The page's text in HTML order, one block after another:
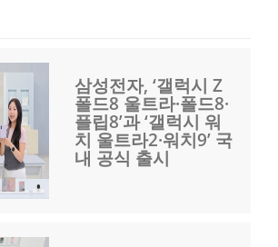
삼성전자, ‘갤럭시 Z
폴드8 울트라·폴드8·
플립8’과 ‘갤럭시 워
치 울트라2·워치9’ 국
내 공식 출시